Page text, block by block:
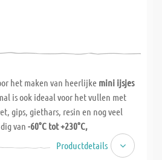
het maken van heerlijke mini ijsjes
is ook ideaal voor het vullen met
gips, giethars, resin en nog veel
van -60°C tot +230°C,
enrecepten ! 1 ijsje is ca. 7
Productdetails